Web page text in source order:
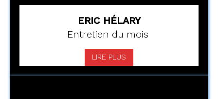
ERIC HÉLARY
Entretien du mois
LIRE PLUS